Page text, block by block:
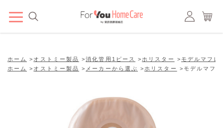
ホーム > オストミー製品 >消化管用1ピース > ホリスター > モデルマフレ
ホーム
> オストミー製品 > メーカーから選ぶ > ホリスター > モデルマフ